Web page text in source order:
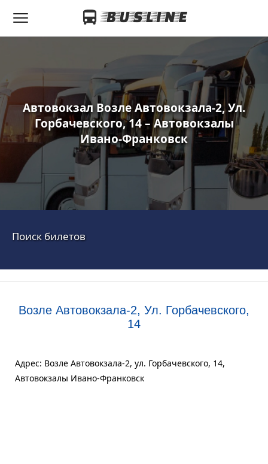
Автовокзал Возле Автовокзала-2, Ул.
Горбачевского, 14 – Автовокзалы
Ивано-Франковск
Поиск билетов
Возле Автовокзала-2, Ул. Горбачевского,
14
Адрес: Возле Автовокзала-2, ул. Горбачевского, 14,
Автовокзалы Ивано-Франковск